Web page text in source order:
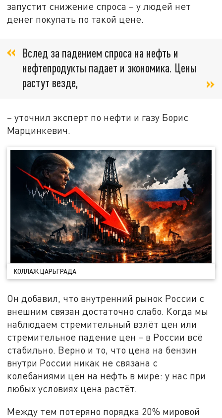
запустит снижение спроса – у людей нет
денег покупать по такой цене.
Вслед за падением спроса на нефть и
нефтепродукты падает и экономика. Цены
растут везде,
– уточнил эксперт по нефти и газу Борис
Марцинкевич.
КОЛЛАЖ ЦАРЬГРАДА
Он добавил, что внутренний рынок России с
внешним связан достаточно слабо. Когда мы
наблюдаем стремительный взлёт цен или
стремительное падение цен – в России всё
стабильно. Верно и то, что цена на бензин
внутри России никак не связана с
колебаниями цен на нефть в мире: у нас при
любых условиях цена растёт.
Между тем потеряно порядка 20% мировой